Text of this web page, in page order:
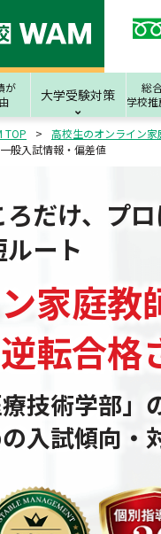
が
大学受験対策
総
学校
TOP 高校生のオンライン家
般入試情報・偏差値
ろだけ、プロ
ート
家庭教
逆転合格
療技術学部」
⼊試傾向・